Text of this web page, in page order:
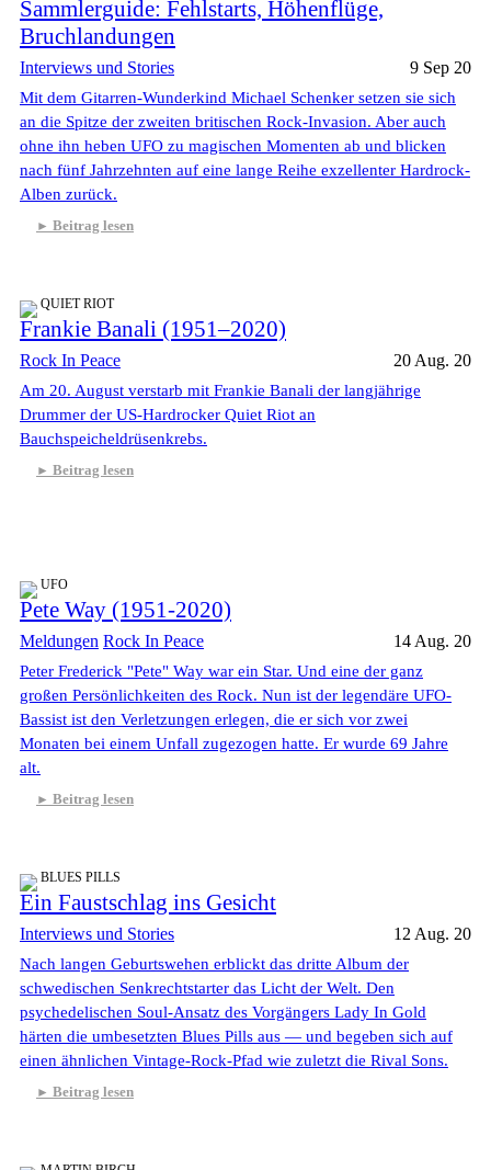
Sammlerguide: Fehlstarts, Höhenflüge,
Bruchlandungen
Interviews und Stories 9 Sep 20
Mit dem Gitarren-Wunderkind Michael Schenker setzen sie sich
an die Spitze der zweiten britischen Rock-Invasion. Aber auch
ohne ihn heben UFO zu magischen Momenten ab und blicken
nach fünf Jahrzehnten auf eine lange Reihe exzellenter Hardrock-
Alben zurück.
Beitrag lesen
QUIET RIOT
Frankie Banali (1951–2020)
Rock In Peace 20 Aug. 20
Am 20. August verstarb mit Frankie Banali der langjährige
Drummer der US-Hardrocker Quiet Riot an
Bauchspeicheldrüsenkrebs.
Beitrag lesen
UFO
Pete Way (1951-2020)
Meldungen Rock In Peace 14 Aug. 20
Peter Frederick "Pete" Way war ein Star. Und eine der ganz
großen Persönlichkeiten des Rock. Nun ist der legendäre UFO-
Bassist ist den Verletzungen erlegen, die er sich vor zwei
Monaten bei einem Unfall zugezogen hatte. Er wurde 69 Jahre
alt.
Beitrag lesen
BLUES PILLS
Ein Faustschlag ins Gesicht
Interviews und Stories 12 Aug. 20
Nach langen Geburtswehen erblickt das dritte Album der
schwedischen Senkrechtstarter das Licht der Welt. Den
psychedelischen Soul-Ansatz des Vorgängers Lady In Gold
härten die umbesetzten Blues Pills aus — und begeben sich auf
einen ähnlichen Vintage-Rock-Pfad wie zuletzt die Rival Sons.
Beitrag lesen